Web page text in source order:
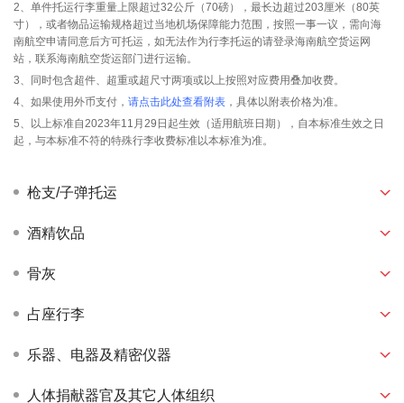
2、单件托运行李重量上限超过32公斤（70磅），最长边超过203厘米（80英
寸），或者物品运输规格超过当地机场保障能力范围，按照一事一议，需向海
南航空申请同意后方可托运，如无法作为行李托运的请登录海南航空货运网
站，联系海南航空货运部门进行运输。
3、同时包含超件、超重或超尺寸两项或以上按照对应费用叠加收费。
4、如果使用外币支付， 请点击此处查看附表 ，具体以附表价格为准。
5、以上标准自2023年11月29日起生效（适用航班日期），自本标准生效之日
起，与本标准不符的特殊行李收费标准以本标准为准。
枪支/子弹托运
酒精饮品
骨灰
占座行李
乐器、电器及精密仪器
人体捐献器官及其它人体组织